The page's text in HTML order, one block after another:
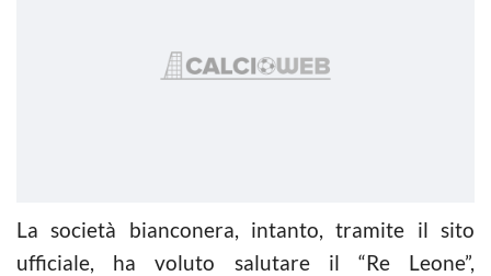
La società bianconera, intanto, tramite il sito
ufficiale, ha voluto salutare il “Re Leone”,